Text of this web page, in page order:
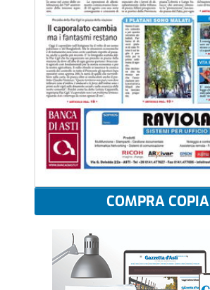
COMPRA COPIA